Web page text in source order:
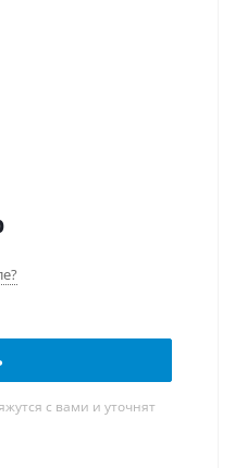
с вами и уточнят